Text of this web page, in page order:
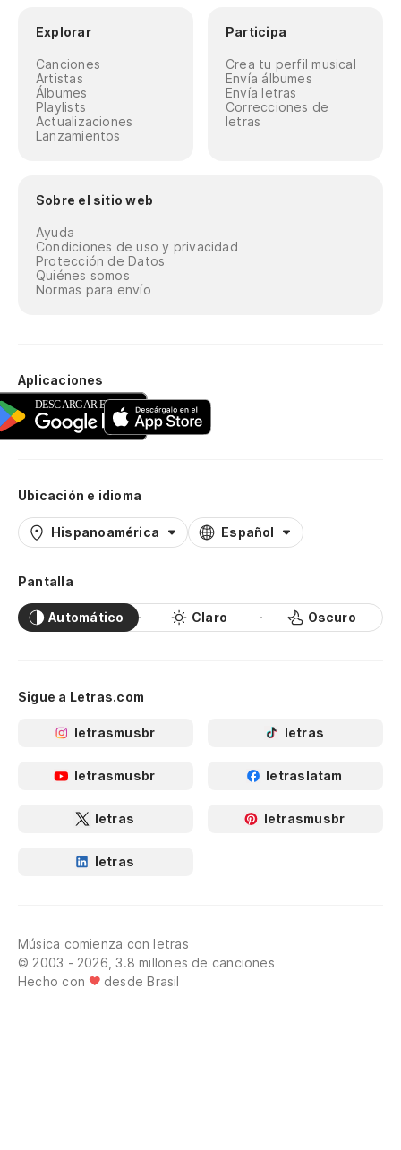
Explorar
Canciones
Artistas
Álbumes
Playlists
Actualizaciones
Lanzamientos
Participa
Crea tu perfil musical
Envía álbumes
Envía letras
Correcciones de
letras
Sobre el sitio web
Ayuda
Condiciones de uso y privacidad
Protección de Datos
Quiénes somos
Normas para envío
Aplicaciones
Ubicación e idioma
Hispanoamérica Español
Pantalla
Automático Claro Oscuro
Sigue a Letras.com
letrasmusbr letras
letrasmusbr letraslatam
letras letrasmusbr
letras
Música comienza con letras
© 2003 - 2026, 3.8 millones de canciones
Hecho con
desde Brasil